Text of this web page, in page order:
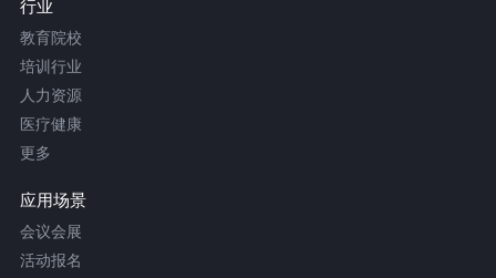
行业
教育院校
培训行业
人力资源
医疗健康
更多
应用场景
会议会展
活动报名